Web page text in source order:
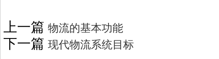
上一篇 物流的基本功能
下一篇 现代物流系统目标